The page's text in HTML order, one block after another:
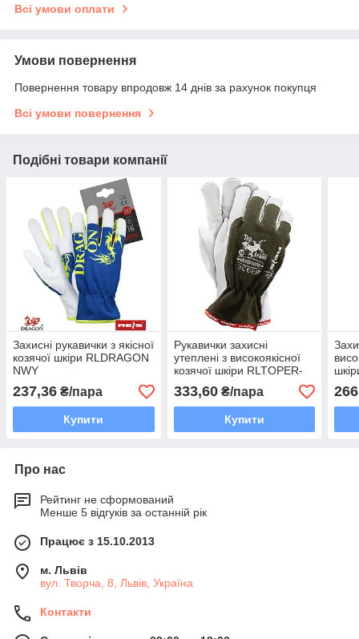
Всі умови оплати
Умови повернення
Повернення товару впродовж 14 днів за рахунок покупця
Всі умови повернення
Подібні товари компанії
Захисні рукавички з якісної
козячої шкіри RLDRAGON
NWY
237,36 ₴/пара
Купити
Рукавички захисні
утеплені з високоякісної
козячої шкіри RLTOPER-
WINTER OW
333,60₴/пара
Купити
Про нас
Рейтинг не сформований
Менше 5 відгуків за останній рік
Працює з 15.10.2013
м. Львів
вул. Творча, 8, Львів, Україна
Контакти